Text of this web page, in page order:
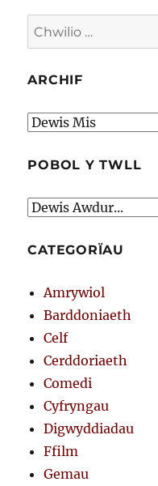
Chwilio
am:
ARCHIF
Archif
POBOL Y TWLL
CATEGORÏAU
Amrywiol
Barddoniaeth
Celf
Cerddoriaeth
Comedi
Cyfryngau
Digwyddiadau
Ffilm
Gemau